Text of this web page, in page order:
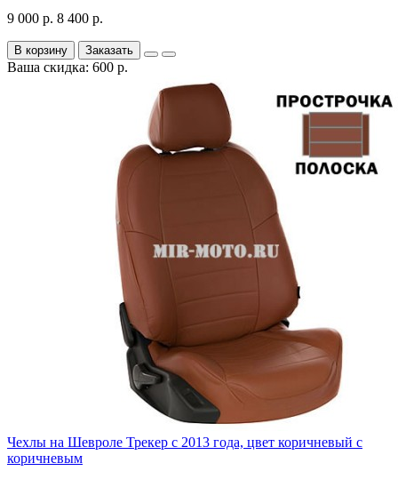
9 000 р. 8 400 р.
В корзину Заказать
Ваша скидка: 600 р.
Чехлы на Шевроле Трекер с 2013 года, цвет коричневый с
коричневым